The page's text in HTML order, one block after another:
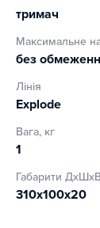
тримач
Максимальне
без
Лінія
Explode
Вага, кг
1
Габарити
310x100x20